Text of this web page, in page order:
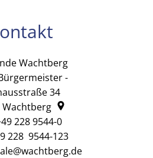
Wachtberg
-
34
Wachtberg
228 9544-0
228 9544-123